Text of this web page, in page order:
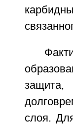
слоя.